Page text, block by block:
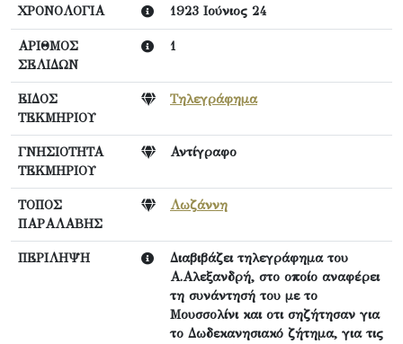
ΧΡΟΝΟΛΟΓΙΑ 1923 Ιούνιος 24
ΑΡΙΘΜΟΣ
ΣΕΛΙΔΩΝ
1
ΕΙΔΟΣ
ΤΕΚΜΗΡΙΟΥ
Τηλεγράφημα
ΓΝΗΣΙΟΤΗΤΑ
ΤΕΚΜΗΡΙΟΥ
Αντίγραφο
ΤΟΠΟΣ
ΠΑΡΑΛΑΒΗΣ
Λωζάννη
ΠΕΡΙΛΗΨΗ
Διαβιβάζει τηλεγράφημα του
Α.Αλεξανδρή, στο οποίο αναφέρει
τη συνάντησή του με το
Μουσσολίνι και οτι σηζήτησαν για
το Δωδεκανησιακό ζήτημα, για τις